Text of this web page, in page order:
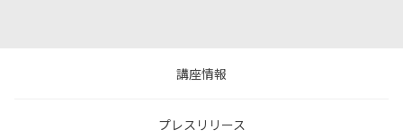
講座情報
プレスリリース